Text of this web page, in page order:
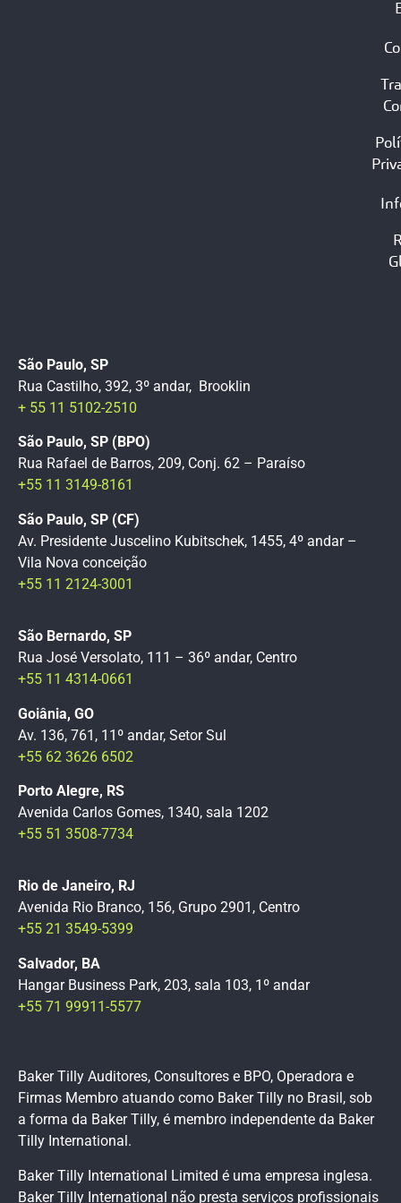
São Paulo, SP
Rua Castilho, 392, 3º andar, Brooklin
+ 55 11 5102-2510
São Paulo, SP (BPO)
Rua Rafael de Barros, 209, Conj. 62 – Paraíso
+55 11 3149-8161
São Paulo, SP (CF)
Av. Presidente Juscelino Kubitschek, 1455, 4º andar –
Vila Nova conceição
+55 11 2124-3001
São Bernardo, SP
Rua José Versolato, 111 – 36º andar, Centro
+55 11 4314-0661
Goiânia, GO
Av. 136, 761, 11º andar, Setor Sul
+55 62 3626 6502
Porto Alegre, RS
Avenida Carlos Gomes, 1340, sala 1202
+55 51 3508-7734
Rio de Janeiro, RJ
Avenida Rio Branco, 156, Grupo 2901, Centro
+55 21 3549-5399
Salvador, BA
Hangar Business Park, 203, sala 103, 1º andar
+55 71 99911-5577
Baker Tilly Auditores, Consultores e BPO, Operadora e
Firmas Membro atuando como Baker Tilly no Brasil, sob
a forma da Baker Tilly, é membro independente da Baker
Tilly International.
Baker Tilly International Limited é uma empresa inglesa.
Baker Tilly International não presta serviços profissionais